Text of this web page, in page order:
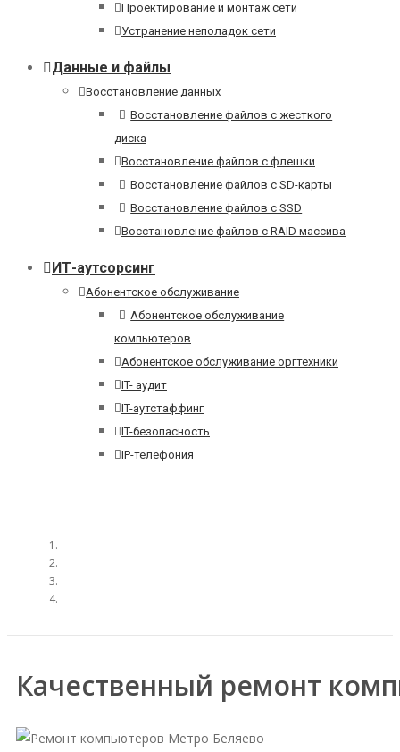
Проектирование и монтаж сети
Устранение неполадок сети
Данные и файлы
Восстановление данных
Восстановление файлов с жесткого
диска
Восстановление файлов с флешки
Восстановление файлов с SD-карты
Восстановление файлов с SSD
Восстановление файлов с RAID массива
ИТ-аутсорсинг
Абонентское обслуживание
Абонентское обслуживание
компьютеров
Абонентское обслуживание оргтехники
IT- аудит
IT-аутстаффинг
IT-безопасность
IP-телефония
Качественный ремонт